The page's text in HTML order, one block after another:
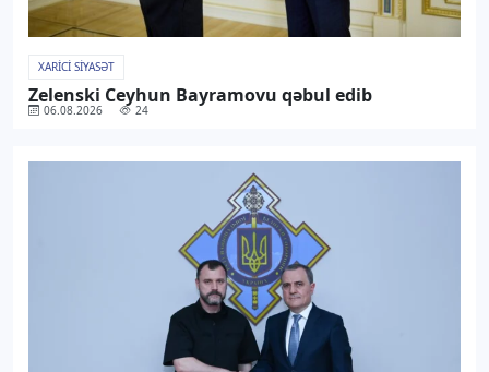
XARICI SIYASƏT
Zelenski Ceyhun Bayramovu qəbul edib
06.08.2026 24